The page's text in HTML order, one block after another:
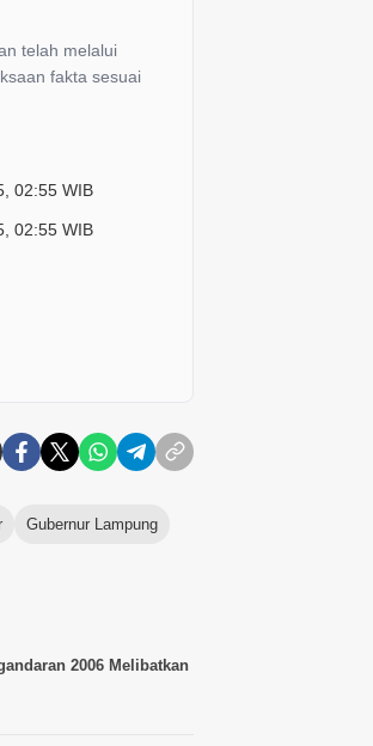
telah melalui
fakta sesuai
02:55 WIB
02:55 WIB
Gubernur Lampung
2006 Melibatkan